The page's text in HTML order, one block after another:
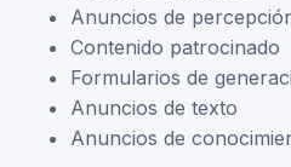
Anuncios de
Contenido patrocinado
Formularios de
Anuncios de texto
Anuncios de